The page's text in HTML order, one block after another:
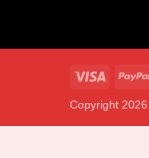
Visa
Copyright